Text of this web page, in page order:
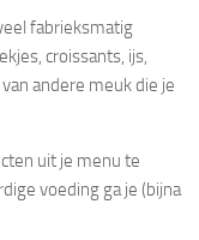
fabrieksmatig
croissants, ijs,
andere meuk die je
uit je menu te
voeding ga je (bijna